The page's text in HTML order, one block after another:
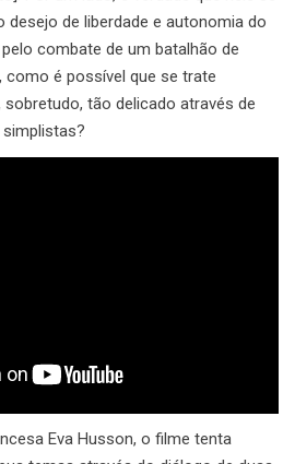
de liberdade e autonomia do
combate de um batalhão de
como é possível que se trate
tão delicado através de
Eva Husson, o filme tenta